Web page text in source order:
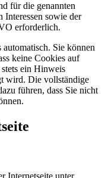
für die genannten
Interessen sowie der
erforderlich.
Sie können
keine Cookies auf
ein Hinweis
wird. Die vollständige
führen, dass Sie nicht
Internetseite unter